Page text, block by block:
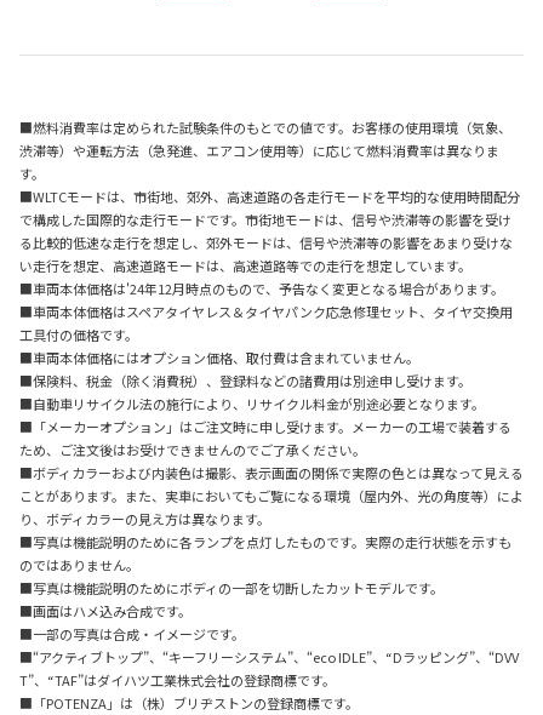
■燃料消費率は定められた試験条件のもとでの値です。お客様の使用環境（気象、
渋滞等）や運転方法（急発進、エアコン使用等）に応じて燃料消費率は異なりま
す。
■WLTCモードは、市街地、郊外、高速道路の各走行モードを平均的な使用時間配分
で構成した国際的な走行モードです。市街地モードは、信号や渋滞等の影響を受け
る比較的低速な走行を想定し、郊外モードは、信号や渋滞等の影響をあまり受けな
い走行を想定、高速道路モードは、高速道路等での走行を想定しています。
■車両本体価格は'24年12月時点のもので、予告なく変更となる場合があります。
■車両本体価格はスペアタイヤレス＆タイヤパンク応急修理セット、タイヤ交換用
工具付の価格です。
■車両本体価格にはオプション価格、取付費は含まれていません。
■保険料、税金（除く消費税）、登録料などの諸費用は別途申し受けます。
■自動車リサイクル法の施行により、リサイクル料金が別途必要となります。
■「メーカーオプション」はご注文時に申し受けます。メーカーの工場で装着する
ため、ご注文後はお受けできませんのでご了承ください。
■ボディカラーおよび内装色は撮影、表示画面の関係で実際の色とは異なって見える
ことがあります。また、実車においてもご覧になる環境（屋内外、光の角度等）によ
り、ボディカラーの見え方は異なります。
■写真は機能説明のために各ランプを点灯したものです。実際の走行状態を示すも
のではありません。
■写真は機能説明のためにボディの一部を切断したカットモデルです。
■画面はハメ込み合成です。
■一部の写真は合成・イメージです。
■“アクティブトップ”、“キーフリーシステム”、“eco IDLE”、“Dラッピング”、“DVV
T”、“TAF”はダイハツ工業株式会社の登録商標です。
■「POTENZA」は（株）ブリヂストンの登録商標です。